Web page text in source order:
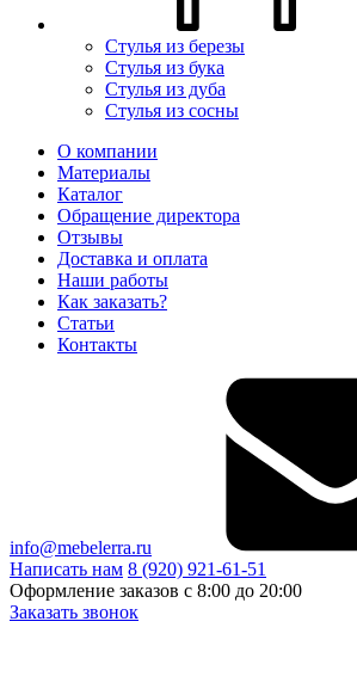
Стулья из березы
Стулья из бука
Стулья из дуба
Стулья из сосны
О компании
Материалы
Каталог
Обращение директора
Отзывы
Доставка и оплата
Наши работы
Как заказать?
Статьи
Контакты
info@mebelerra.ru
Написать нам 8 (920) 921-61-51
Оформление заказов с 8:00 до 20:00
Заказать звонок